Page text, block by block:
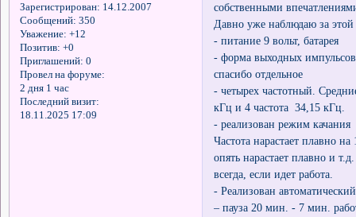
Зарегистрирован: 14.12.2007
Сообщений: 350
Уважение: +12
Позитив: +0
Приглашений: 0
Провел на форуме:
2 дня 1 час
Последний визит:
18.11.2025 17:09
собственными
Давно уже наблюдаю за этой
- питание 9 вольт, батарея
- форма выходных
спасибо отдельное
- четырех частотный.
кГц и 4 частота 34,15 кГц.
- реализован режим качания
Частота нарастает плавно
опять нарастает плавно и
всегда, если идет работа.
- Реализован
– пауза 20 мин. - 7 мин.